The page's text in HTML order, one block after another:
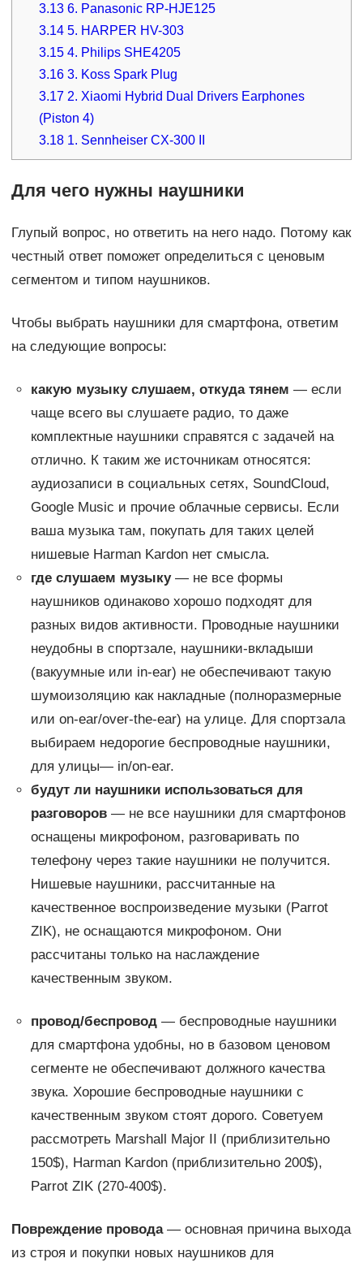
3.13 6. Panasonic RP-HJE125
3.14 5. HARPER HV-303
3.15 4. Philips SHE4205
3.16 3. Koss Spark Plug
3.17 2. Xiaomi Hybrid Dual Drivers Earphones
(Piston 4)
3.18 1. Sennheiser CX-300 II
Для чего нужны наушники
Глупый вопрос, но ответить на него надо. Потому как
честный ответ поможет определиться с ценовым
сегментом и типом наушников.
Чтобы выбрать наушники для смартфона, ответим
на следующие вопросы:
какую музыку слушаем, откуда тянем — если
чаще всего вы слушаете радио, то даже
комплектные наушники справятся с задачей на
отлично. К таким же источникам относятся:
аудиозаписи в социальных сетях, SoundCloud,
Google Music и прочие облачные сервисы. Если
ваша музыка там, покупать для таких целей
нишевые Harman Kardon нет смысла.
где слушаем музыку— не все формы
наушников одинаково хорошо подходят для
разных видов активности. Проводные наушники
неудобны в спортзале, наушники-вкладыши
(вакуумные или in-ear) не обеспечивают такую
шумоизоляцию как накладные (полноразмерные
или on-ear/over-the-ear) на улице. Для спортзала
выбираем недорогие беспроводные наушники,
для улицы— in/on-ear.
будут ли наушники использоваться для
разговоров— не все наушники для смартфонов
оснащены микрофоном, разговаривать по
телефону через такие наушники не получится.
Нишевые наушники, рассчитанные на
качественное воспроизведение музыки (Parrot
ZIK), не оснащаются микрофоном. Они
рассчитаны только на наслаждение
качественным звуком.
провод/беспровод— беспроводные наушники
для смартфона удобны, но в базовом ценовом
сегменте не обеспечивают должного качества
звука. Хорошие беспроводные наушники с
качественным звуком стоят дорого. Советуем
рассмотреть Marshall Major II (приблизительно
150$), Harman Kardon (приблизительно 200$),
Parrot ZIK (270-400$).
Повреждение провода— основная причина выхода
из строя и покупки новых наушников для